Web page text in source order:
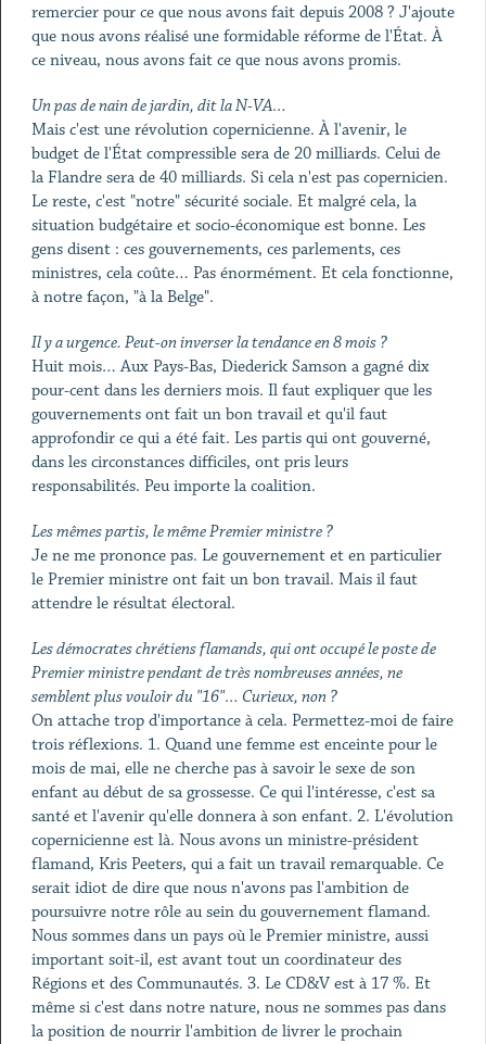
remercier pour ce que nous avons fait depuis 2008 ? J'ajoute
que nous avons réalisé une formidable réforme de l'État. À
ce niveau, nous avons fait ce que nous avons promis.
Un pas de nain de jardin, dit la N-VA…
Mais c'est une révolution copernicienne. À l'avenir, le
budget de l'État compressible sera de 20 milliards. Celui de
la Flandre sera de 40 milliards. Si cela n'est pas copernicien.
Le reste, c'est "notre" sécurité sociale. Et malgré cela, la
situation budgétaire et socio-économique est bonne. Les
gens disent : ces gouvernements, ces parlements, ces
ministres, cela coûte… Pas énormément. Et cela fonctionne,
à notre façon, "à la Belge".
Il y a urgence. Peut-on inverser la tendance en 8 mois ?
Huit mois… Aux Pays-Bas, Diederick Samson a gagné dix
pour-cent dans les derniers mois. Il faut expliquer que les
gouvernements ont fait un bon travail et qu'il faut
approfondir ce qui a été fait. Les partis qui ont gouverné,
dans les circonstances difficiles, ont pris leurs
responsabilités. Peu importe la coalition.
Les mêmes partis, le même Premier ministre ?
Je ne me prononce pas. Le gouvernement et en particulier
le Premier ministre ont fait un bon travail. Mais il faut
attendre le résultat électoral.
Les démocrates chrétiens flamands, qui ont occupé le poste de
Premier ministre pendant de très nombreuses années, ne
semblent plus vouloir du "16"… Curieux, non ?
On attache trop d'importance à cela. Permettez-moi de faire
trois réflexions. 1. Quand une femme est enceinte pour le
mois de mai, elle ne cherche pas à savoir le sexe de son
enfant au début de sa grossesse. Ce qui l'intéresse, c'est sa
santé et l'avenir qu'elle donnera à son enfant. 2. L'évolution
copernicienne est là. Nous avons un ministre-président
flamand, Kris Peeters, qui a fait un travail remarquable. Ce
serait idiot de dire que nous n'avons pas l'ambition de
poursuivre notre rôle au sein du gouvernement flamand.
Nous sommes dans un pays où le Premier ministre, aussi
important soit-il, est avant tout un coordinateur des
Régions et des Communautés. 3. Le CD&V est à 17 %. Et
même si c'est dans notre nature, nous ne sommes pas dans
la position de nourrir l'ambition de livrer le prochain